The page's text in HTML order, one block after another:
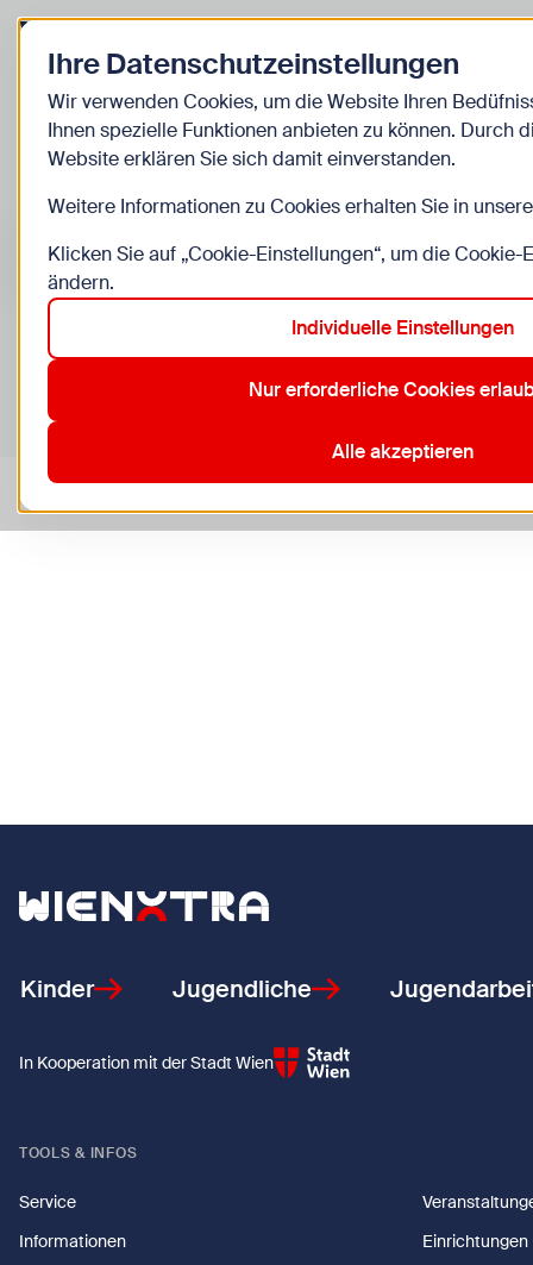
Zurück zur Startseite
Kinder
Veranstaltungen in Wien im Bereich “Kinder”
Aktive Filter:
1. Innere Stadt
Zurück zur Startseite
Kinder Jugendliche
In Kooperation mit der Stadt Wien
TOOLS & INFOS
Service
Informationen
Einrichtungen
Ihre Datenschutzeinstellungen
Wir verwenden Cookies, um die Website Ihren
Ihnen spezielle Funktionen anbieten zu können. Durch
Website erklären Sie sich damit einverstanden.
Weitere Informationen zu Cookies erhalten Sie in
Klicken Sie auf „Cookie-Einstellungen“, um die
ändern.
Individuelle Einstellungen
Nur erforderliche Cookies
Alle akzeptieren